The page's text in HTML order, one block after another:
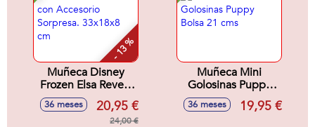
- 13 %
Muñeca Disney
Frozen Elsa Reveal
con Accesorio
Sorpresa. 33x18x8
36 meses 20,95 €
24,00 €
Muñeca Mini
Golosinas Puppy
Bolsa 21 cms
36 meses 19,95 €